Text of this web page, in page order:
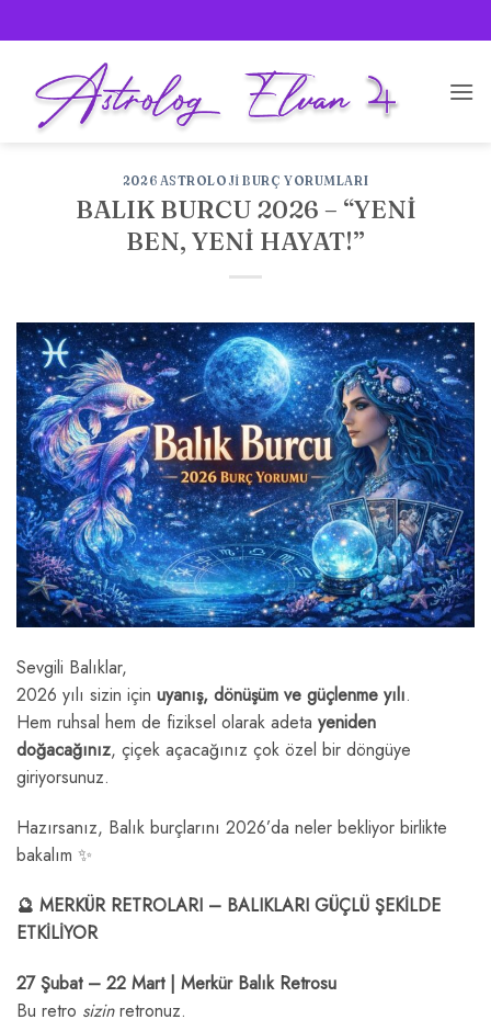
atla
2026 ASTROLOJI BURÇ YORUMLARI
BALIK BURCU 2026 – “YENİ
BEN, YENİ HAYAT!”
Sevgili Balıklar,
2026 yılı sizin için uyanış, dönüşüm ve güçlenme yılı.
Hem ruhsal hem de fiziksel olarak adeta yeniden
doğacağınız, çiçek açacağınız çok özel bir döngüye
giriyorsunuz.
Hazırsanız, Balık burçlarını 2026’da neler bekliyor birlikte
bakalım ✨
🔮 MERKÜR RETROLARI – BALIKLARI GÜÇLÜ ŞEKİLDE
ETKİLİYOR
27 Şubat – 22 Mart | Merkür Balık Retrosu
Bu retro sizinretronuz.